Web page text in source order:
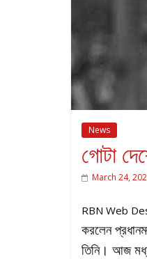
News
গোটা
March 24,
RBN Web
করলেন
তিনি। আজ